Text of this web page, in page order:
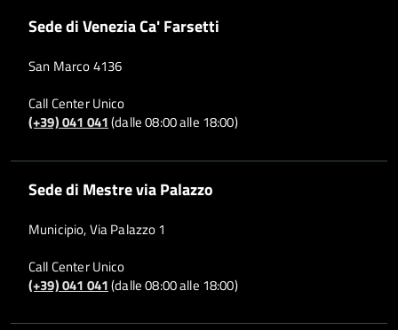
Sede di Venezia Ca' Farsetti
San Marco 4136
Call Center Unico
(+39) 041 041(dalle 08:00 alle 18:00)
Sede di Mestre via Palazzo
Municipio, Via Palazzo 1
Call Center Unico
(+39) 041 041(dalle 08:00 alle 18:00)